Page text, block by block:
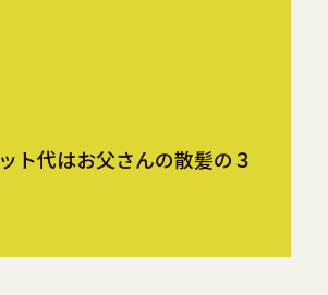
ト代はお父さんの散髪の３